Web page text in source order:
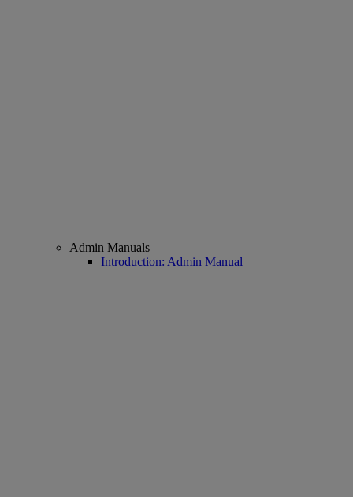
Admin Manuals
Introduction: Admin Manual